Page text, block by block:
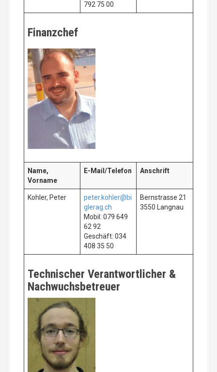
792 75 00
Finanzchef
Name,
Vorname
E-Mail/Telefon Anschrift
Kohler, Peter
peter.kohler@bi
glerag.ch
Mobil: 079 649
62 92
Geschäft: 034
408 35 50
Bernstrasse 21
3550 Langnau
Technischer Verantwortlicher &
Nachwuchsbetreuer